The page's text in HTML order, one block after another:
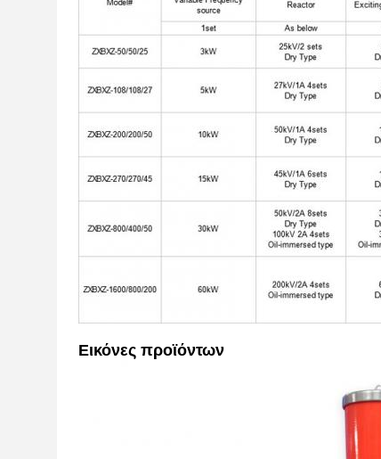
Εικόνες προϊόντων